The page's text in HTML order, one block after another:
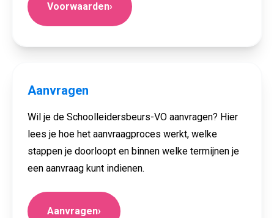
Voorwaarden›
Aanvragen
Wil je de Schoolleidersbeurs-VO aanvragen? Hier
lees je hoe het aanvraagproces werkt, welke
stappen je doorloopt en binnen welke termijnen je
een aanvraag kunt indienen.
Aanvragen›